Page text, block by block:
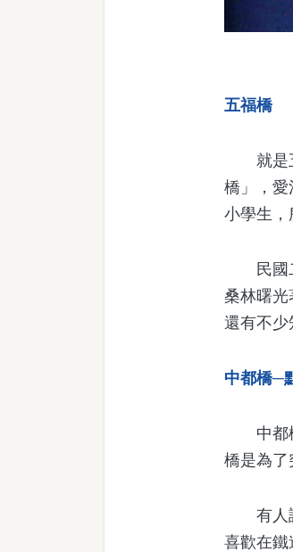
五福橋
就是五
橋」，
小學生，
民國二
桑林曙
還有不少
中都橋─
中都橋
橋是為了
有人認
喜歡在鐵